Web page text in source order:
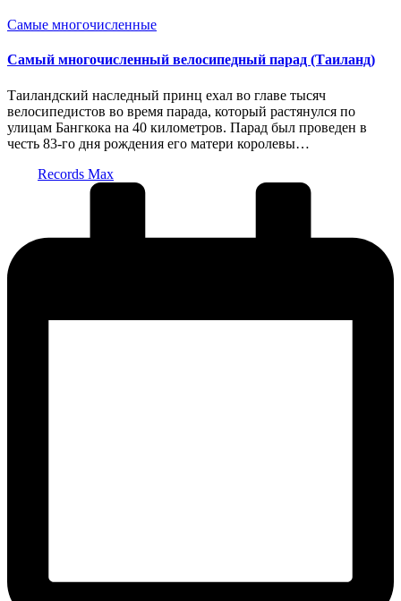
Опубликовано
Самые многочисленные
Самый многочисленный велосипедный парад (Таиланд)
Таиландский наследный принц ехал во главе тысяч
велосипедистов во время парада, который растянулся по
улицам Бангкока на 40 километров. Парад был проведен в
честь 83-го дня рождения его матери королевы…
Records Max